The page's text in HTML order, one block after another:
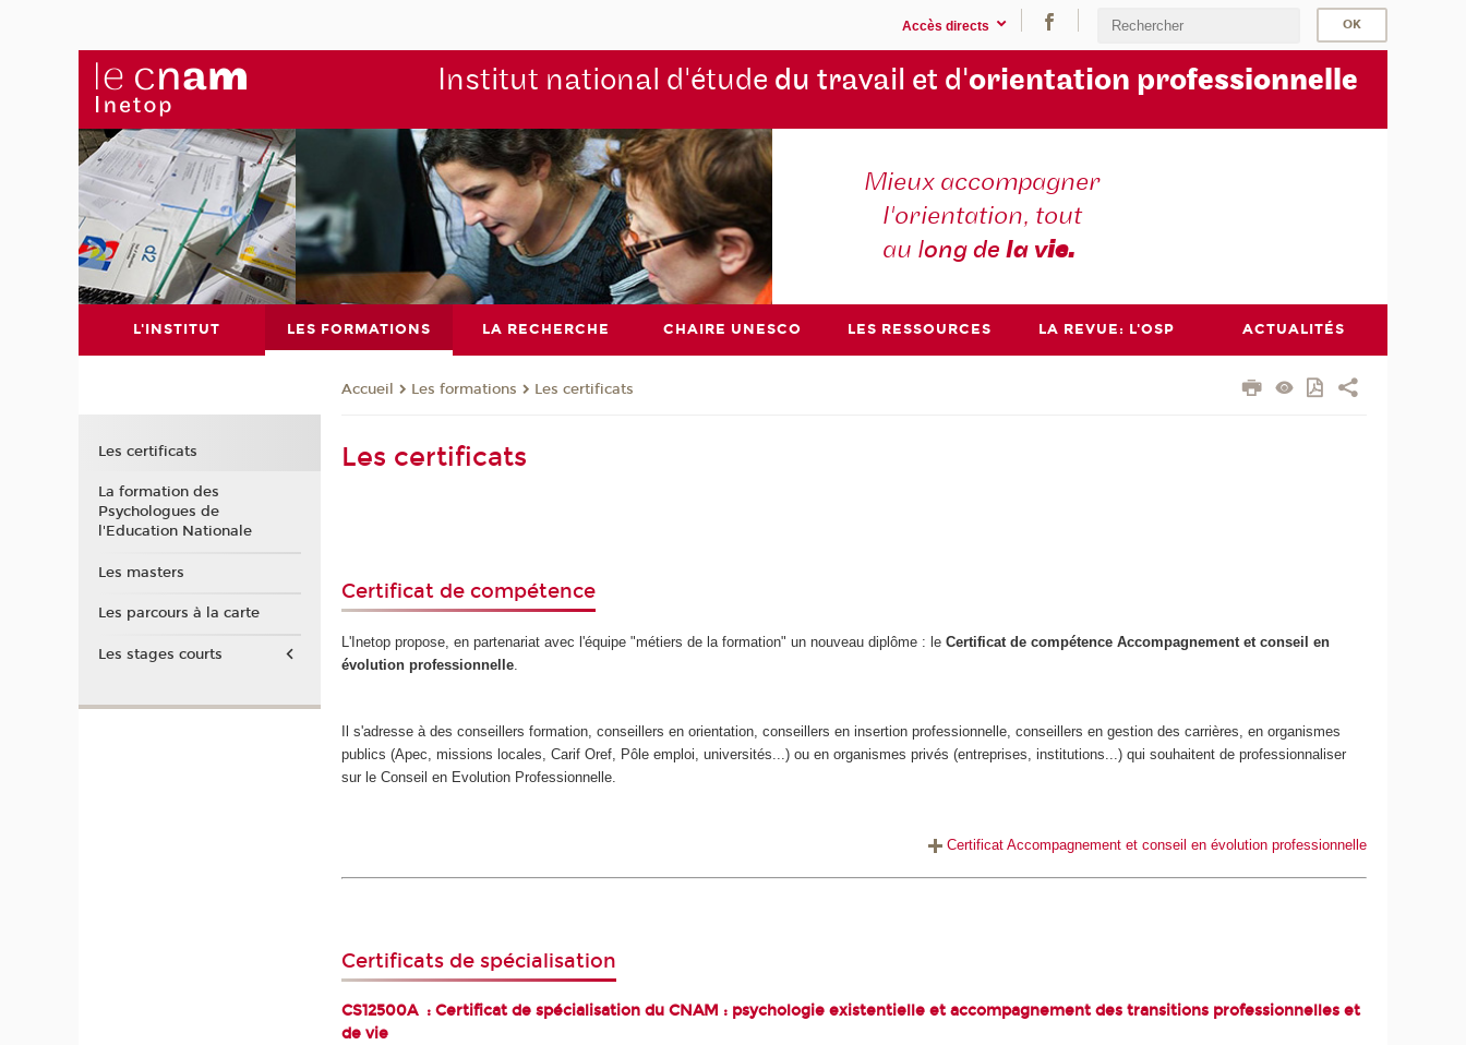
Accès directs
Institut national d'étude du travail et d'orientation professionnelle
Mieux accompagner
l'orientation, tout
au long dela vie.
L'INSTITUT LES FORMATIONS LA RECHERCHE CHAIRE UNESCO LES RESSOURCES LA REVUE: L'OSP ACTUALITÉS
Accueil Les formations Les certificats
Les certificats
Certificat de compétence
L'Inetop propose, en partenariat avec l'équipe "métiers de la formation" un nouveau diplôme : leCertificat de compétence Accompagnement et conseil en
évolution professionnelle
Il s'adresse à des conseillers formation, conseillers en orientation, conseillers en insertion professionnelle, conseillers en gestion des carrières, en organismes
publics (Apec, missions locales, Carif Oref, Pôle emploi, universités...) ou en organismes privés (entreprises, institutions...) qui souhaitent de professionnaliser
sur le Conseil en Evolution Professionnelle.
Certificat Accompagnement et conseil en évolution professionnelle
Certificats de spécialisation
CS12500A : Certificat de spécialisation du CNAM : psychologie existentielle et accompagnement des transitions professionnelles et
de vie
Les certificats
La formation des
Psychologues de
l'Education Nationale
Les masters
Les parcours à la carte
Les stages courts